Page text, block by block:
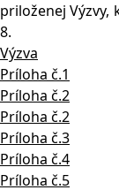
priloženej Výzvy,
8.
Výzva
Príloha č.1
Príloha č.2
Príloha č.2
Príloha č.3
Príloha č.4
Príloha č.5